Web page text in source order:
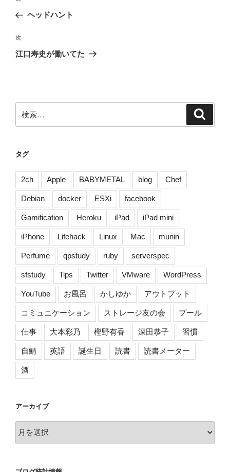
ナ
ビ
ゲ
ン
の
稿
ヘッドハント
次
の
次
江口寿史が働いてた
索:
タグ
2ch Apple BABYMETAL blog Chef
Debian docker ESXi facebook
Gamification Heroku iPad iPad mini
iPhone Lifehack Linux Mac munin
Perfume qpstudy ruby serverspec
sfstudy Tips Twitter VMware WordPress
YouTube お風呂 かしゆか アウトプット
コミュニケーション ストレージ友の会 プール
仕事 大本彩乃 樫野有香 深田恭子 習慣
自鯖 英語 誕生日 読書 読書メーター
酒
アーカイブ
ー